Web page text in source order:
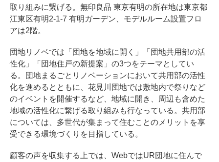
取り組みに繋げる。無印良品 東京有明の所在地は東京都
江東区有明2-1-7 有明ガーデン、モデルルーム設置フロ
アは2階。
団地リノベでは「団地を地域に開く」「団地共用部の活
性化」「団地住戸の新提案」の3つをテーマとしてい
る。団地まるごとリノベーションにおいて共用部の活性
化を進めるとともに、花見川団地では敷地内で祭りなど
のイベントを開催するなど、地域に開き、周辺も含めた
地域の活性化に繋げる取り組みも行なっている。共用部
については、多世代が集まって住むことのメリットを享
受できる環境づくりを目指している。
顧客の声を収集する上では、WebではUR団地に住んで